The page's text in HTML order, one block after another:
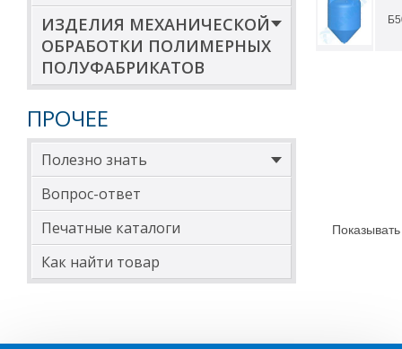
ИЗДЕЛИЯ МЕХАНИЧЕСКОЙ
ОБРАБОТКИ ПОЛИМЕРНЫХ
ПОЛУФАБРИКАТОВ
ПРОЧЕЕ
Полезно знать
Вопрос-ответ
Печатные каталоги
Как найти товар